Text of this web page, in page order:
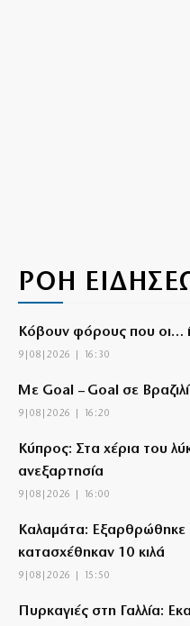
ΡΟΗ
Κόβουν φόρους που οι…
9|08|2026 | 16:30
Με Goal – Goal σε
9|08|2026 | 16:20
Κύπρος: Στα χέρια του
ανεξαρτησία
9|08|2026 | 16:00
Καλαμάτα: Εξαρθρώθηκε
κατασχέθηκαν 10 κιλά
9|08|2026 | 15:50
Πυρκαγιές στη Γαλλία: